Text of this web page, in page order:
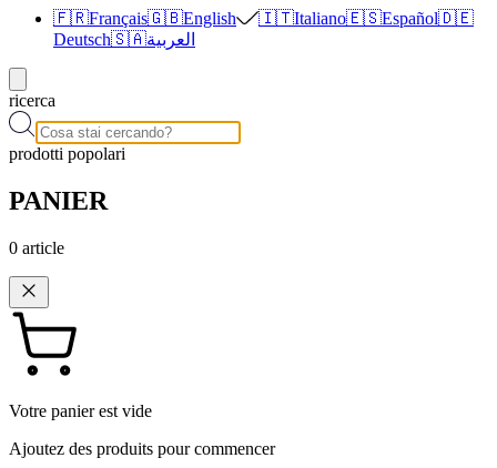
🇫🇷Français🇬🇧English 🇮🇹Italiano🇪🇸Español🇩🇪
Deutsch🇸🇦العربية
ricerca
prodotti popolari
PANIER
0 article
Votre panier est vide
Ajoutez des produits pour commencer